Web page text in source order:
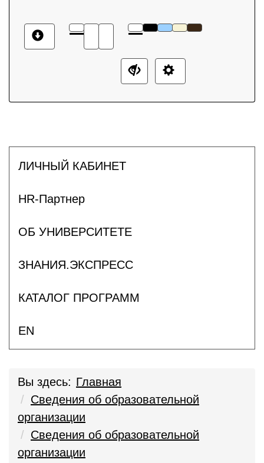
ЛИЧНЫЙ КАБИНЕТ
HR-Партнер
ОБ УНИВЕРСИТЕТЕ
ЗНАНИЯ.ЭКСПРЕСС
КАТАЛОГ ПРОГРАММ
EN
Вы здесь: Главная
Сведения об образовательной
организации
Сведения об образовательной
организации